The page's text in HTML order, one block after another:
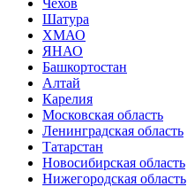
Чехов
Шатура
ХМАО
ЯНАО
Башкортостан
Алтай
Карелия
Московская область
Ленинградская область
Татарстан
Новосибирская область
Нижегородская область